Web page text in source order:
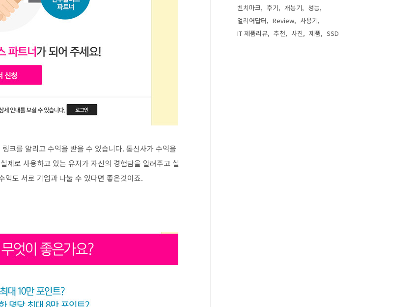
크를 알리고 수익을 받을 수 있습니다. 통신사가 수익을
제로 사용하고 있는 유저가 자신의 경험담을 알려주고 실
익도 서로 기업과 나눌 수 있다면 좋은것이죠.
벤치마크
후기 개봉기
성능
얼리어답터
Review
사용기
IT 제품리뷰
추천 사진 제품 SSD